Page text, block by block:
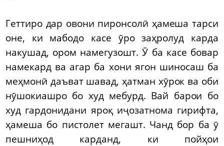
Геттиро дар овони пиронсолӣ ҳамеша тарси
оне, ки мабодо касе ӯро заҳролуд карда
накушад, ором намегузошт. Ӯ ба касе бовар
намекард ва агар ба хони ягон шиносаш ба
меҳмонӣ даъват шавад, ҳатман хӯрок ва оби
нӯшокиашро бо худ мебурд. Вай барои бо
худ гардонидани яроқ иҷозатнома гирифта,
ҳамеша бо пистолет мегашт. Чанд бор ба ӯ
пешниҳод карданд, ки пойҳои